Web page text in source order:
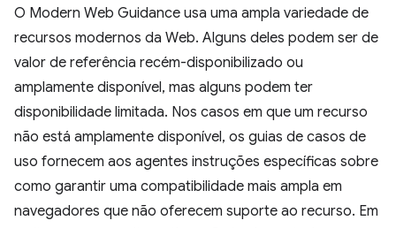
O Modern Web Guidance usa uma ampla variedade de
recursos modernos da Web. Alguns deles podem ser de
valor de referência recém-disponibilizado ou
amplamente disponível, mas alguns podem ter
disponibilidade limitada. Nos casos em que um recurso
não está amplamente disponível, os guias de casos de
uso fornecem aos agentes instruções específicas sobre
como garantir uma compatibilidade mais ampla em
navegadores que não oferecem suporte ao recurso. Em